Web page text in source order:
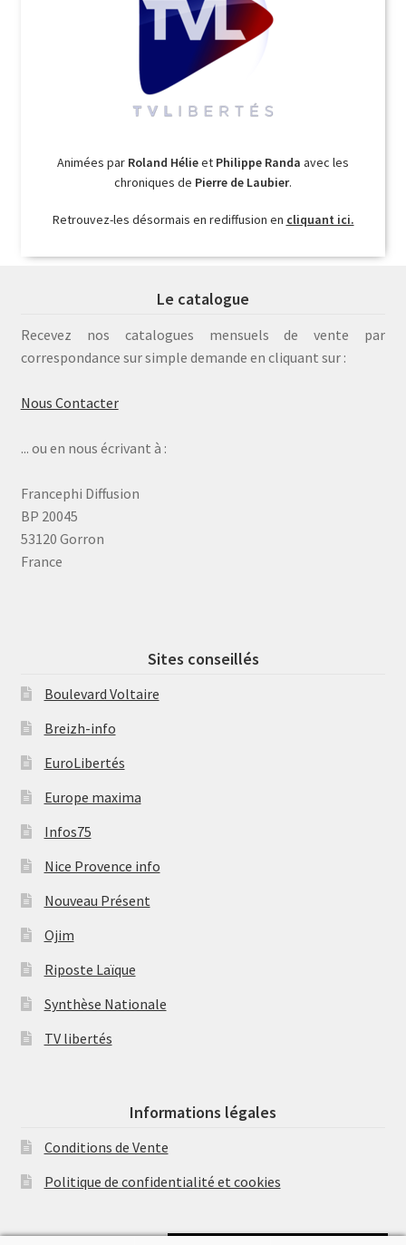
Animées par Roland Hélieet Philippe Randa avec les
chroniques de Pierre de Laubier.
Retrouvez-les désormais en rediffusion en cliquant ici.
Le catalogue
Recevez nos catalogues mensuels de vente par
correspondance sur simple demande en cliquant sur :
Nous Contacter
... ou en nous écrivant à :
Francephi Diffusion
BP 20045
53120 Gorron
France
Sites conseillés
Boulevard Voltaire
Breizh-info
EuroLibertés
Europe maxima
Infos75
Nice Provence info
Nouveau Présent
Ojim
Riposte Laïque
Synthèse Nationale
TV libertés
Informations légales
Conditions de Vente
Politique de confidentialité et cookies